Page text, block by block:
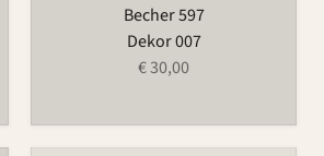
Becher 597
Dekor 007
€ 30,00